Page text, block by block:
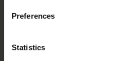
Preferences
Statistics